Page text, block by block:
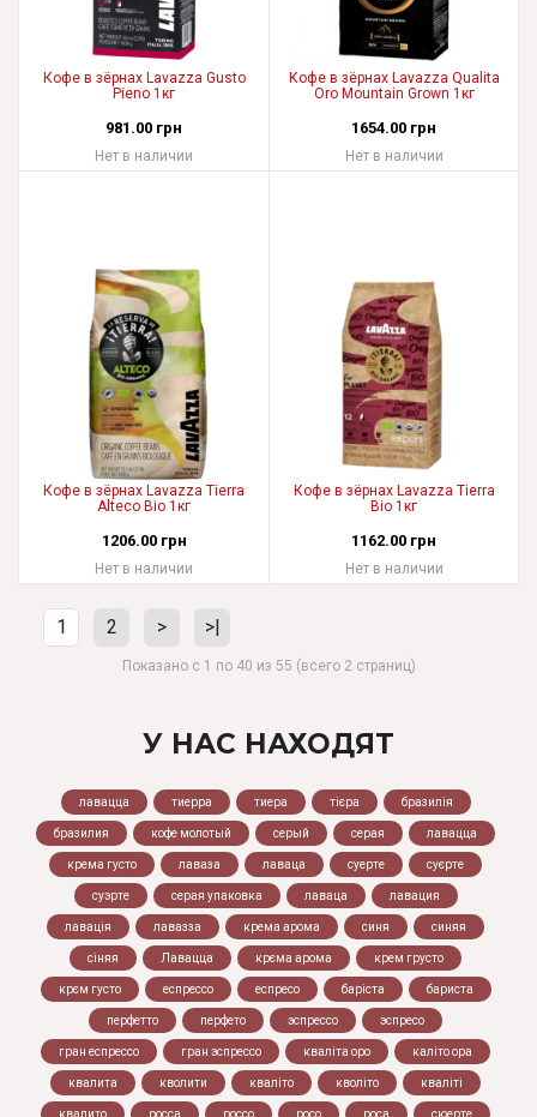
Кофе в зёрнах Lavazza Gusto
Pieno 1кг
981.00 грн
Нет в наличии
Кофе в зёрнах Lavazza Qualita
Oro Mountain Grown 1кг
1654.00 грн
Нет в наличии
Кофе в зёрнах Lavazza Tierra
Alteco Bio 1кг
1206.00 грн
Нет в наличии
Кофе в зёрнах Lavazza Tierra
Bio 1кг
1162.00 грн
Нет в наличии
1 2 > >|
Показано с 1 по 40 из 55 (всего 2 страниц)
У НАС НАХОДЯТ
лавацца тиерра тиера тієра бразилія
бразилия кофе молотый серый серая лавацца
крема густо лаваза лаваца суерте суєрте
суэрте серая упаковка лаваца лавация
лавація лавазза крема арома синя синяя
сіняя Лавацца крєма арома крем грусто
крєм густо еспрессо еспресо баріста бариста
перфетто перфето эспрессо эспресо
гран еспрессо гран эспрессо кваліта оро каліто ора
квалита кволити кваліто кволіто кваліті
квалито росса россо росо роса сюерте